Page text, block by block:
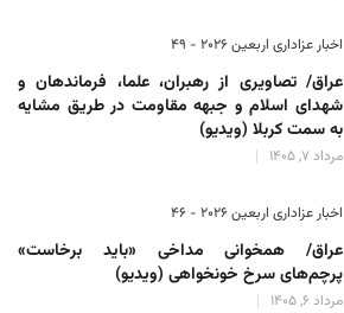
اخبار عزاداری اربعین ۲۰۲۶ - 49
عراق/ تصاویری از رهبران، علما، فرماندهان و
شهدای اسلام و جبهه مقاومت در طریق مشایه
به سمت کربلا (ویدیو)
مرداد 7, 1405
اخبار عزاداری اربعین ۲۰۲۶ - 46
عراق/ همخوانی مداخی «باید برخاست»
پرچم‌های سرخ خونخواهی (ویدیو)
مرداد 6, 1405